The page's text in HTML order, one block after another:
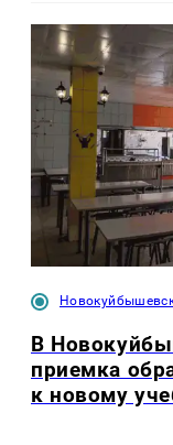
В
приемка
к новому